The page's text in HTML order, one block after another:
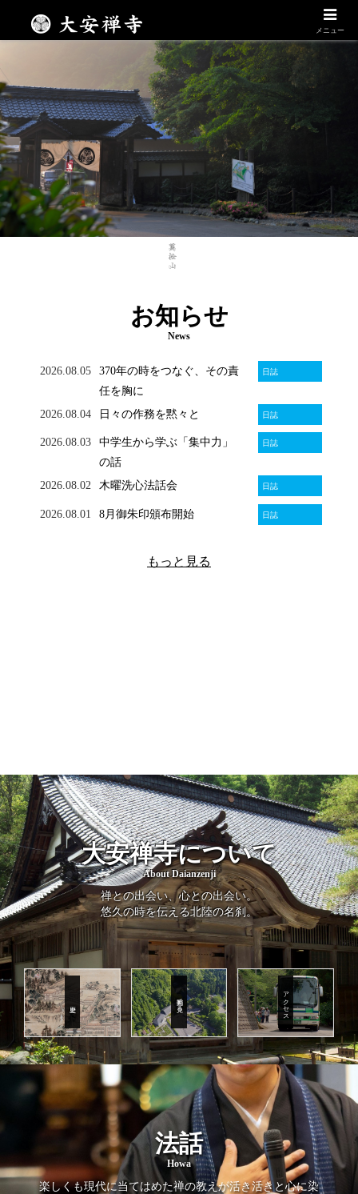
Daianzenji
お知らせ
News
2026.08.05
370年の時をつなぐ、その責
任を胸に
日誌
2026.08.04 日々の作務を黙々と 日誌
2026.08.03
中学生から学ぶ「集中力」
の話
日誌
2026.08.02 木曜洗心法話会 日誌
2026.08.01 8月御朱印頒布開始 日誌
もっと見る
大安禅寺について
About Daianzenji
禅との出会い、心との出会い。
悠久の時を伝える北陸の名刹。
動画で見る アクセス
法話
Howa
楽しくも現代に当てはめた禅の教えが活き活きと心に染
メニュー